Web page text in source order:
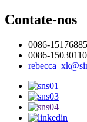
Contate-nos
0086-
0086-